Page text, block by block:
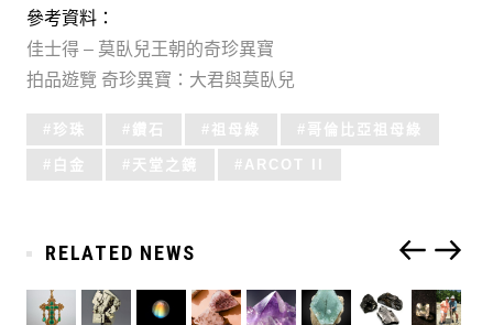
參考資料：
佳士得 – 莫臥兒王朝的奇珍異寶
拍品遊覽 奇珍異寶：大君與莫臥兒
Tagged
with:
珍珠 鑽石 祖母綠 哥倫比亞祖母綠
白金 天堂之鏡 ARCOT II
RELATED NEWS